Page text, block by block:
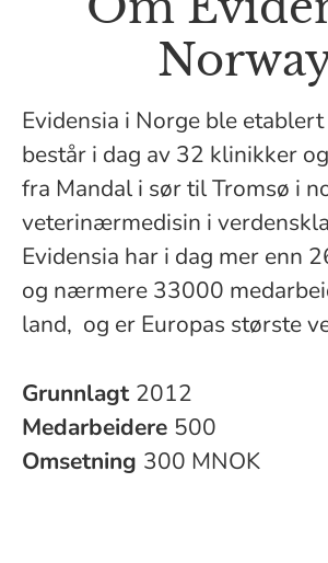
Evidensia i Norge ble
består i dag av 32 klinikker
fra Mandal i sør til Tromsø i
veterinærmedisin i
Evidensia har i dag mer enn
og nærmere 33000
land, og er Europas største
Grunnlagt 2012
Medarbeidere 500
Omsetning 300 MNOK